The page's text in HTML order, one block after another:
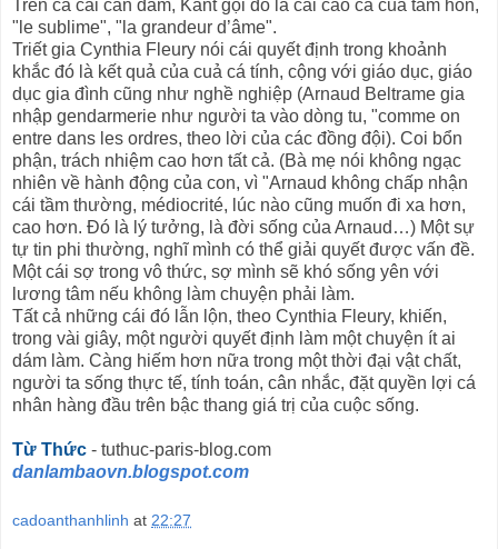
Trên cả cái can đảm, Kant gọi đó là cái cao cả của tâm hồn,
"le sublime", "la grandeur d’âme".
Triết gia Cynthia Fleury nói cái quyết định trong khoảnh
khắc đó là kết quả của cuả cá tính, cộng với giáo dục, giáo
dục gia đình cũng như nghề nghiệp (Arnaud Beltrame gia
nhập gendarmerie như người ta vào dòng tu, "comme on
entre dans les ordres, theo lời của các đồng đội). Coi bổn
phận, trách nhiệm cao hơn tất cả. (Bà mẹ nói không ngạc
nhiên về hành động của con, vì "Arnaud không chấp nhận
cái tầm thường, médiocrité, lúc nào cũng muốn đi xa hơn,
cao hơn. Đó là lý tưởng, là đời sống của Arnaud…) Một sự
tự tin phi thường, nghĩ mình có thể giải quyết được vấn đề.
Một cái sợ trong vô thức, sợ mình sẽ khó sống yên với
lương tâm nếu không làm chuyện phải làm.
Tất cả những cái đó lẫn lộn, theo Cynthia Fleury, khiến,
trong vài giây, một người quyết định làm một chuyện ít ai
dám làm. Càng hiếm hơn nữa trong một thời đại vật chất,
người ta sống thực tế, tính toán, cân nhắc, đặt quyền lợi cá
nhân hàng đầu trên bậc thang giá trị của cuộc sống.
Từ Thức - tuthuc-paris-blog.com
danlambaovn.blogspot.com
cadoanthanhlinh at 22:27